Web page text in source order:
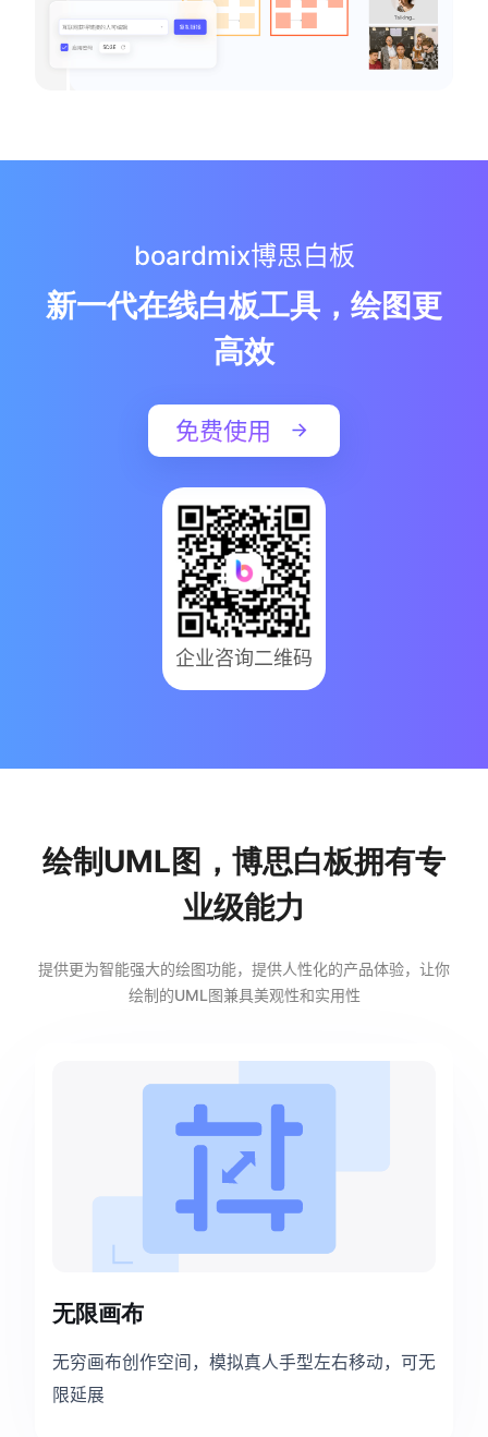
boardmix博思白板
新一代在线白板工具，绘图更
高效
免费使用
企业咨询二维码
绘制UML图，博思白板拥有专
业级能力
提供更为智能强大的绘图功能，提供人性化的产品体验，让你
绘制的UML图兼具美观性和实用性
无限画布
无穷画布创作空间，模拟真人手型左右移动，可无
限延展